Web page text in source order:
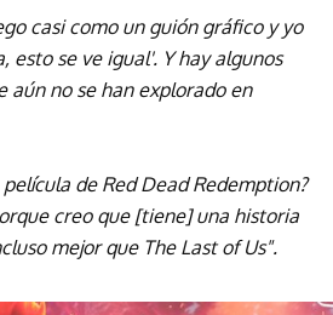
casi como un guión gráfico y yo
esto se ve igual'. Y hay algunos
aún no se han explorado en
de Red Dead Redemption?
creo que [tiene] una historia
mejor que The Last of Us".